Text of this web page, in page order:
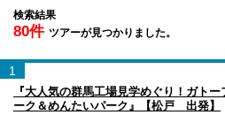
検索結果
80件 ツアーが見つかりました。
1
『大人気の群馬工場見学めぐり！ガト
ーク＆めんたいパーク』【松戸 出発】